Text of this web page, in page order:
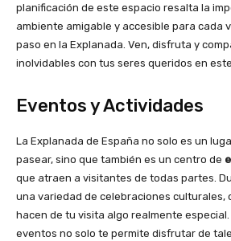
planificación de este espacio resalta la
ambiente amigable y accesible para cada
paso en la Explanada. Ven, disfruta y
inolvidables con tus seres queridos en
Eventos y Actividades
La Explanada de España no solo es un
pasear, sino que también es un centro de
que atraen a visitantes de todas partes.
una variedad de celebraciones culturales,
hacen de tu visita algo realmente
eventos no solo te permite disfrutar de